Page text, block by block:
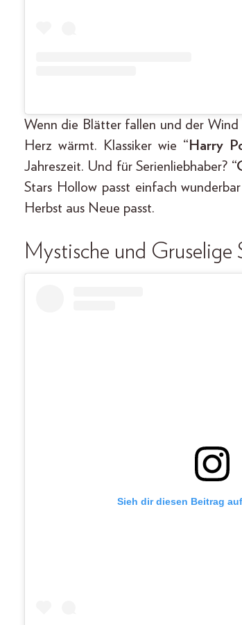
Wenn die Blätter fallen und der Wind
Herz wärmt. Klassiker wie “Harry
Jahreszeit. Und für Serienliebhaber?
Stars Hollow passt einfach
Herbst aus Neue passt.
Mystische und Gruselige
Sieh dir diesen Beitrag